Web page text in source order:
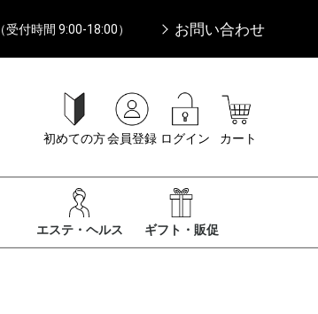
（受付時間 9:00-18:00） お問い合わせ
初めての方会員登録 ログイン カート
エステ・ヘルス ギフト・販促